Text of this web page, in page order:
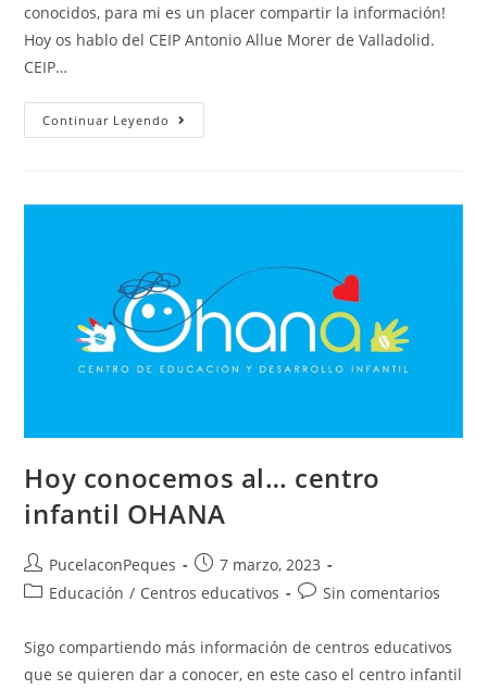
conocidos, para mi es un placer compartir la información!
Hoy os hablo del CEIP Antonio Allue Morer de Valladolid.
CEIP…
Continuar Leyendo
Hoy conocemos al… centro
infantil OHANA
PucelaconPeques
7 marzo, 2023
Educación / Centros educativos Sin comentarios
Sigo compartiendo más información de centros educativos
que se quieren dar a conocer, en este caso el centro infantil